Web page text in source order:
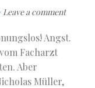
Leave a comment
Angst.
Facharzt
Aber
Müller,